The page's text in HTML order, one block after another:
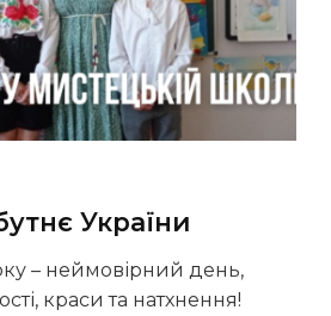
України
– неймовірний день,
краси та натхнення!